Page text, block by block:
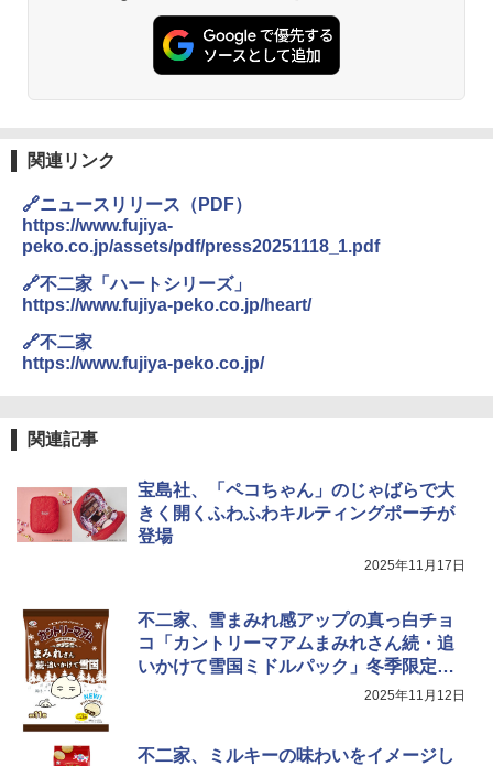
関連リンク
🔗ニュースリリース（PDF）
https://www.fujiya-
peko.co.jp/assets/pdf/press20251118_1.pdf
🔗不二家「ハートシリーズ」
https://www.fujiya-peko.co.jp/heart/
🔗不二家
https://www.fujiya-peko.co.jp/
関連記事
宝島社、「ペコちゃん」のじゃばらで大
きく開くふわふわキルティングポーチが
登場
2025年11月17日
不二家、雪まみれ感アップの真っ白チョ
コ「カントリーマアムまみれさん続・追
いかけて雪国ミドルパック」冬季限定発
2025年11月12日
不二家、ミルキーの味わいをイメージし